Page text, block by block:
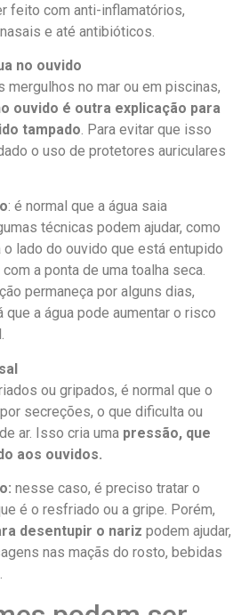
feito com anti-inflamatórios,
e até antibióticos.
no ouvido
mergulhos no mar ou em piscinas,
ouvido é outra explicação para
tampado. Para evitar que isso
o uso de protetores auriculares
: é normal que a água saia
técnicas podem ajudar, como
o lado do ouvido que está entupido
a ponta de uma toalha seca.
permaneça por alguns dias,
que a água pode aumentar o risco
ou gripados, é normal que o
secreções, o que dificulta ou
ar. Isso cria uma pressão, que
aos ouvidos.
nesse caso, é preciso tratar o
é o resfriado ou a gripe. Porém,
desentupir o nariz podem ajudar,
nas maçãs do rosto, bebidas